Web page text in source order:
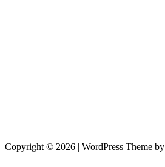
Copyright © 2026 | WordPress Theme by